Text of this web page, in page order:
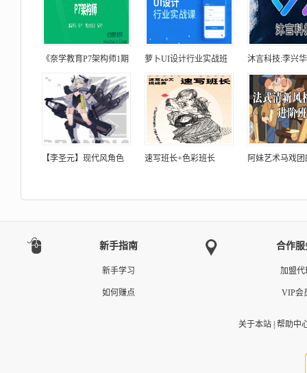
《奈学教育P7架构师1期 萝卜UI设计行业实战班 沐言科技:李兴华
【李圣元】现代风角色 速写班长+色彩班长 阿妹艺术马戏
新手指南
新手学习
如何赚点
合作服
加盟代
VIP会
关于本站| 帮助中